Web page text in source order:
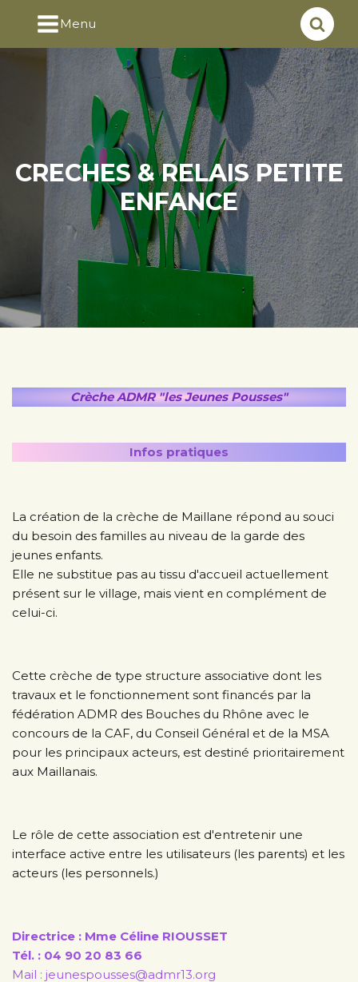
Menu
CRECHES & RELAIS PETITE
ENFANCE
Crèche ADMR "les Jeunes Pousses"
Infos pratiques
La création de la crèche de Maillane répond au souci
du besoin des familles au niveau de la garde des
jeunes enfants.
Elle ne substitue pas au tissu d'accueil actuellement
présent sur le village, mais vient en complément de
celui-ci.
Cette crèche de type structure associative dont les
travaux et le fonctionnement sont financés par la
fédération ADMR des Bouches du Rhône avec le
concours de la CAF, du Conseil Général et de la MSA
pour les principaux acteurs, est destiné prioritairement
aux Maillanais.
Le rôle de cette association est d'entretenir une
interface active entre les utilisateurs (les parents) et les
acteurs (les personnels.)
Directrice : Mme Céline RIOUSSET
Tél. : 04 90 20 83 66
Mail : jeunespousses@admr13.org